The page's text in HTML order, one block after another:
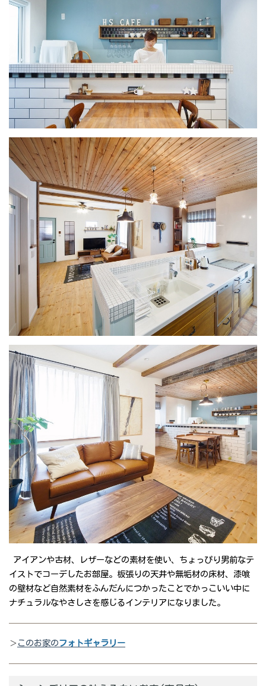
アイアンや古材、レザーなどの素材を使い、ちょっぴり男前なテ
イストでコーデしたお部屋。板張りの天井や無垢材の床材、漆喰
の壁材など自然素材をふんだんにつかったことでかっこいい中に
ナチュラルなやさしさを感じるインテリアになりました。
＞ このお家のフォトギャラリー